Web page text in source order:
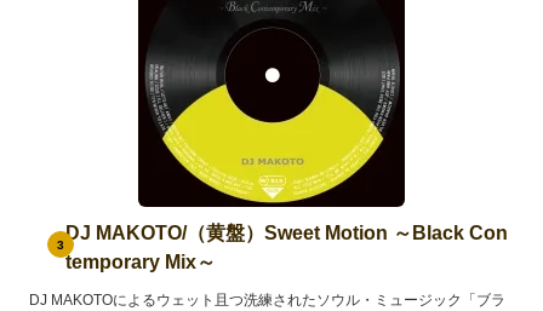
3
DJ MAKOTO/（黄盤）Sweet Motion ～Black Con
temporary Mix～
DJ MAKOTOによるウェット且つ洗練されたソウル・ミュージック「ブラ